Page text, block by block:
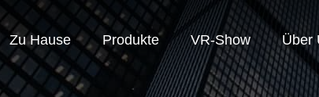
Zu Hause Produkte VR-Show Über